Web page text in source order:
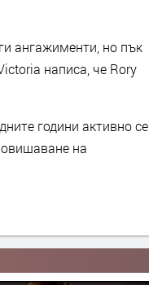
ангажименти, но пък
написа, че Rory
години активно се
на